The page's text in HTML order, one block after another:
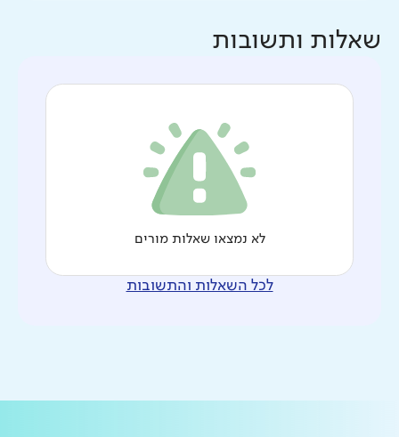
שאלות ותשובות
לא נמצאו שאלות מורים
לכל השאלות והתשובות